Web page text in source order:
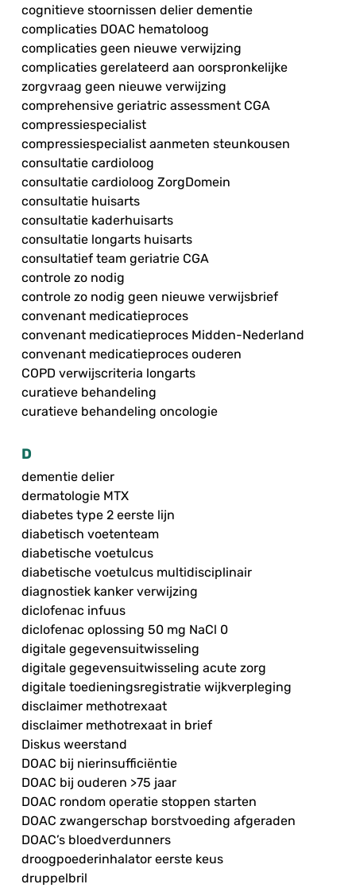
cognitieve stoornissen delier dementie
complicaties DOAC hematoloog
complicaties geen nieuwe verwijzing
complicaties gerelateerd aan oorspronkelijke
zorgvraag geen nieuwe verwijzing
comprehensive geriatric assessment CGA
compressiespecialist
compressiespecialist aanmeten steunkousen
consultatie cardioloog
consultatie cardioloog ZorgDomein
consultatie huisarts
consultatie kaderhuisarts
consultatie longarts huisarts
consultatief team geriatrie CGA
controle zo nodig
controle zo nodig geen nieuwe verwijsbrief
convenant medicatieproces
convenant medicatieproces Midden-Nederland
convenant medicatieproces ouderen
COPD verwijscriteria longarts
curatieve behandeling
curatieve behandeling oncologie
D
dementie delier
dermatologie MTX
diabetes type 2 eerste lijn
diabetisch voetenteam
diabetische voetulcus
diabetische voetulcus multidisciplinair
diagnostiek kanker verwijzing
diclofenac infuus
diclofenac oplossing 50 mg NaCl 0
digitale gegevensuitwisseling
digitale gegevensuitwisseling acute zorg
digitale toedieningsregistratie wijkverpleging
disclaimer methotrexaat
disclaimer methotrexaat in brief
Diskus weerstand
DOAC bij nierinsufficiëntie
DOAC bij ouderen >75 jaar
DOAC rondom operatie stoppen starten
DOAC zwangerschap borstvoeding afgeraden
DOAC’s bloedverdunners
droogpoederinhalator eerste keus
druppelbril